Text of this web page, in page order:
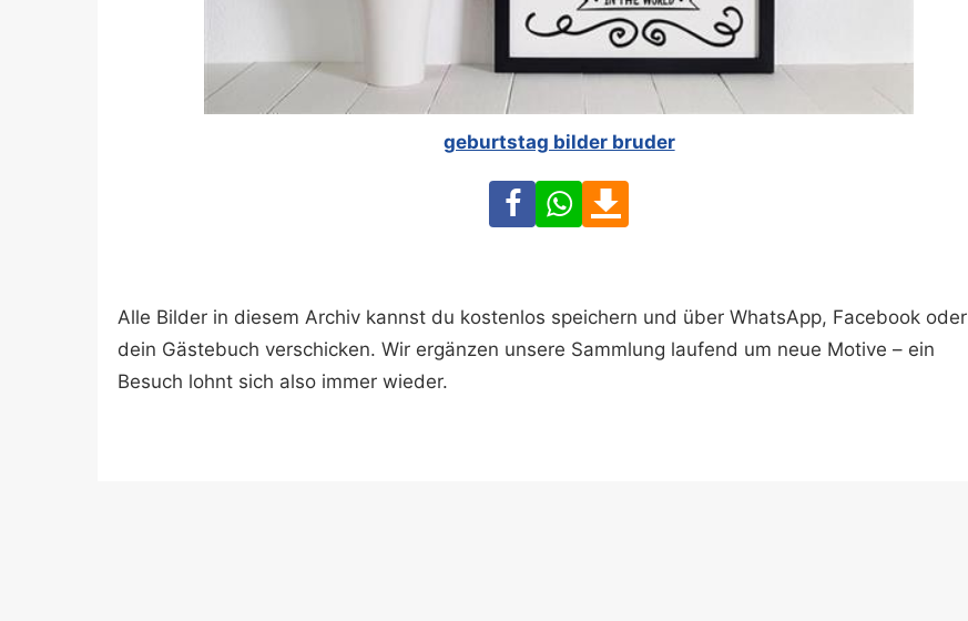
geburtstag bilder bruder
FacebookWhatsApp
Alle Bilder in diesem Archiv kannst du kostenlos speichern und über WhatsApp, Facebook oder
dein Gästebuch verschicken. Wir ergänzen unsere Sammlung laufend um neue Motive – ein
Besuch lohnt sich also immer wieder.